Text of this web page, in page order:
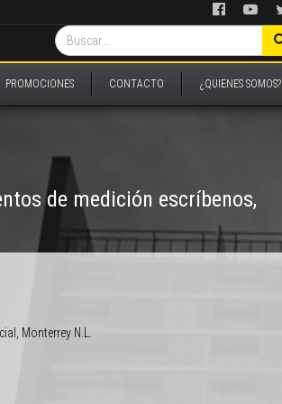
PROMOCIONES CONTACTO ¿QUIENES SOMOS?
de medición escríbenos,
Monterrey N.L.